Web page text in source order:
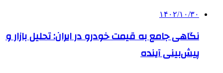
۱۴۰۲/۱۰/۳۰
نگاهی جامع به قیمت خودرو در ایران: تحلیل بازار و
پیش‌بینی آینده